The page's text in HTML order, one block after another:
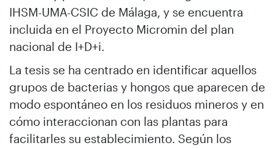
IHSM-UMA-CSIC de Málaga, y se encuentra
incluida en el Proyecto Micromin del plan
nacional de I+D+i.
La tesis se ha centrado en identificar aquellos
grupos de bacterias y hongos que aparecen de
modo espontáneo en los residuos mineros y en
cómo interaccionan con las plantas para
facilitarles su establecimiento. Según los